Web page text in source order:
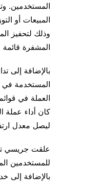
المستخدمين.
المبيعات أو
وذلك لتحفيز
المشفرة قائمة
بالإضافة إلى
المستخدمة في
ليصل معدل ارتفاعها إلى
علقت جريسي
للمستخدمين
بالإضافة إلى